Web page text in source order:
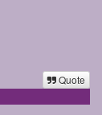
Quote